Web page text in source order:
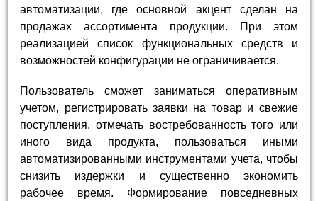
автоматизации, где основной акцент сделан на
продажах ассортимента продукции. При этом
реализацией список функциональных средств и
возможностей конфигурации не ограничивается.
Пользователь сможет заниматься оперативным
учетом, регистрировать заявки на товар и свежие
поступления, отмечать востребованность того или
иного вида продукта, пользоваться иными
автоматизированными инструментами учета, чтобы
снизить издержки и существенно экономить
рабочее время. Формирование повседневных